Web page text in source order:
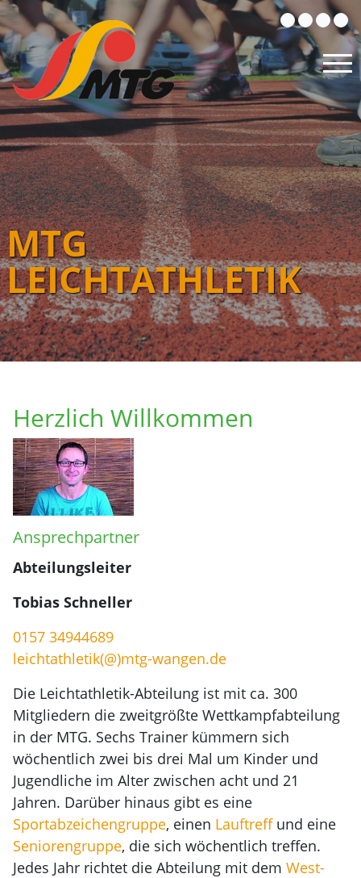
MTG
LEICHTATHLETIK
Herzlich Willkommen
Ansprechpartner
Abteilungsleiter
Tobias Schneller
0157 34944689
leichtathletik(@)mtg-wangen.de
Die Leichtathletik-Abteilung ist mit ca. 300
Mitgliedern die zweitgrößte Wettkampfabteilung
in der MTG. Sechs Trainer kümmern sich
wöchentlich zwei bis drei Mal um Kinder und
Jugendliche im Alter zwischen acht und 21
Jahren. Darüber hinaus gibt es eine
Sportabzeichengruppe, einen Lauftreffund eine
Seniorengruppe, die sich wöchentlich treffen.
Jedes Jahr richtet die Abteilung mit dem West-